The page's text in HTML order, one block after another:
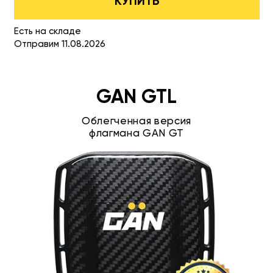
Есть на складе
Отправим 11.08.2026
GAN GTL
Облегченная версия
флагмана GAN GT